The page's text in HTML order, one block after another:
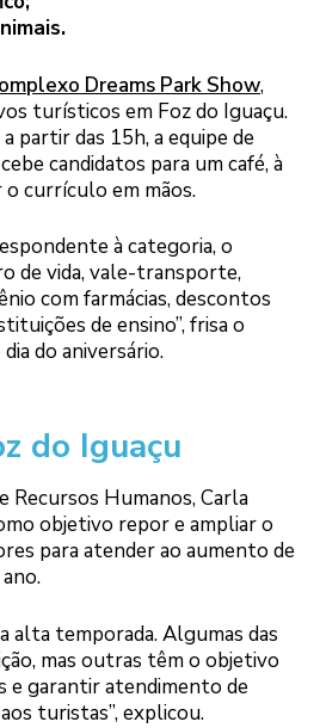
Dreams Park Show,
turísticos em Foz do Iguaçu.
partir das 15h, a equipe de
candidatos para um café, à
o currículo em mãos.
à categoria, o
de vida, vale-transporte,
com farmácias, descontos
de ensino”, frisa o
do aniversário.
do Iguaçu
Recursos Humanos, Carla
objetivo repor e ampliar o
para atender ao aumento de
alta temporada. Algumas das
mas outras têm o objetivo
e garantir atendimento de
turistas”, explicou.